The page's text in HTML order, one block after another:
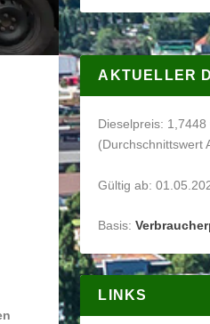
AKTUELLER
Dieselpreis:
(Durchschnittswert
Gültig ab:
Basis:
LINKS